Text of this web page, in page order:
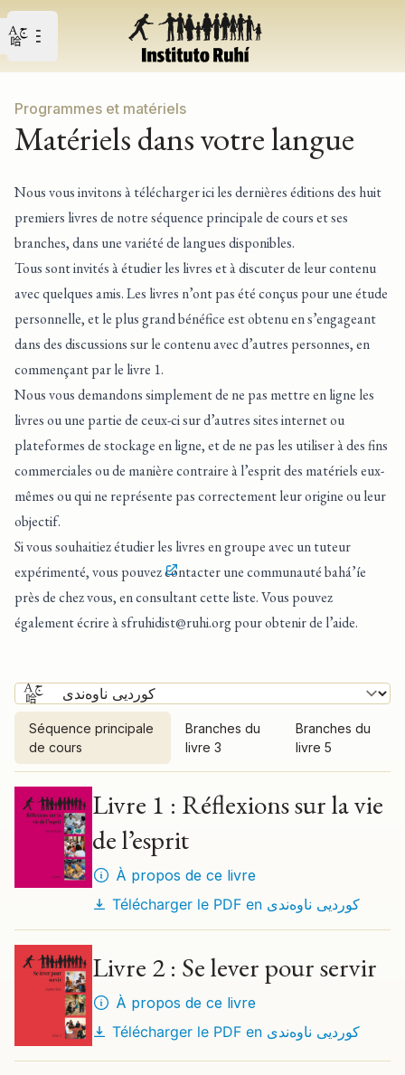
Ouvrir le menu principal
Open user menu
Programmes et matériels
Matériels dans votre langue
Nous vous invitons à télécharger ici les dernières éditions des huit
premiers livres de notre séquence principale de cours et ses
branches, dans une variété de langues disponibles.
Tous sont invités à étudier les livres et à discuter de leur contenu
avec quelques amis. Les livres n’ont pas été conçus pour une étude
personnelle, et le plus grand bénéfice est obtenu en s’engageant
dans des discussions sur le contenu avec d’autres personnes, en
commençant par le livre 1.
Nous vous demandons simplement de ne pas mettre en ligne les
livres ou une partie de ceux-ci sur d’autres sites internet ou
plateformes de stockage en ligne, et de ne pas les utiliser à des fins
commerciales ou de manière contraire à l’esprit des matériels eux-
mêmes ou qui ne représente pas correctement leur origine ou leur
objectif.
Si vous souhaitiez étudier les livres en groupe avec un tuteur
expérimenté, vous pouvezcontacter une communauté bahá’íe
près de chez vous, en consultant cette liste. Vous pouvez
également écrire àsfruhidist@ruhi.orgpour obtenir de l’aide.
Séquence principale
de cours
Branches du
livre 3
Branches du
livre 5
Livre 1 : Réflexions sur la vie
de l’esprit
À propos de ce livre
Télécharger le PDF en کوردیی ناوەندی
Livre 2 : Se lever pour servir
À propos de ce livre
Télécharger le PDF en کوردیی ناوەندی